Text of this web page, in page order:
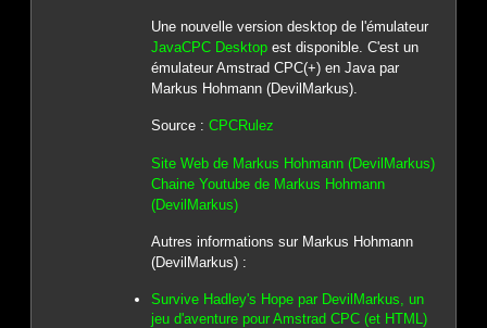
Une nouvelle version desktop de l'émulateur
JavaCPC Desktopest disponible. C'est un
émulateur Amstrad CPC(+) en Java par
Markus Hohmann (DevilMarkus).
Source : CPCRulez
Site Web de Markus Hohmann (DevilMarkus)
Chaine Youtube de Markus Hohmann
(DevilMarkus)
Autres informations sur Markus Hohmann
(DevilMarkus) :
Survive Hadley's Hope par DevilMarkus, un
jeu d'aventure pour Amstrad CPC (et HTML)